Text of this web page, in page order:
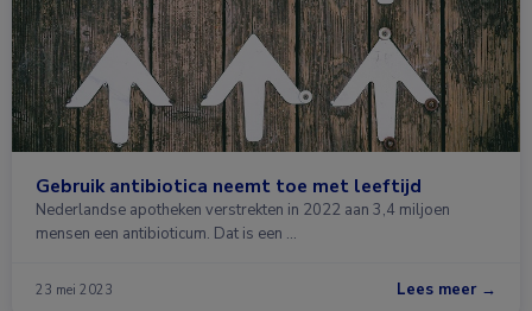
Gebruik antibiotica neemt toe met leeftijd
Nederlandse apotheken verstrekten in 2022 aan 3,4 miljoen
mensen een antibioticum. Dat is een …
23 mei 2023 Lees meer →